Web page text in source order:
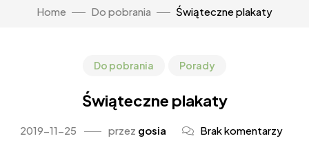
Home Do pobrania Świąteczne plakaty
Do pobrania Porady
Świąteczne plakaty
2019-11-25 przez gosia Brak komentarzy